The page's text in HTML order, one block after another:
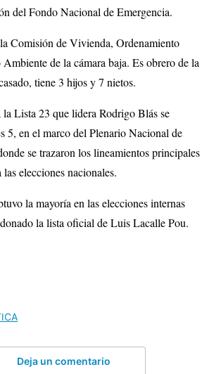
del Fondo Nacional de Emergencia.
Comisión de Vivienda, Ordenamiento
de la cámara baja. Es obrero de la
tiene 3 hijos y 7 nietos.
Lista 23 que lidera Rodrigo Blás se
5, en el marco del Plenario Nacional de
se trazaron los lineamientos principales
elecciones nacionales.
la mayoría en las elecciones internas
la lista oficial de Luis Lacalle Pou.
Deja un comentario